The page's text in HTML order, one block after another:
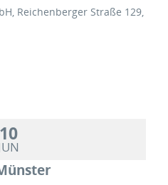
Reichenberger Straße 129,
10